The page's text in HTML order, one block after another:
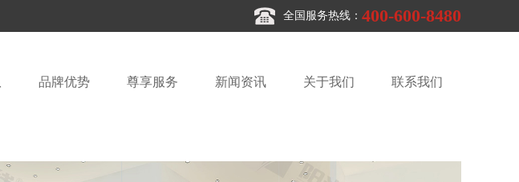
全国服务热线： 400-600-8480
品牌优势 尊享服务 新闻资讯 关于我们 联系我们